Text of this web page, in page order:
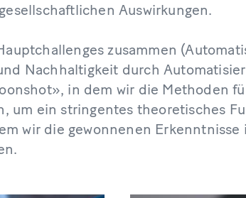
Auswirkungen.
zusammen
Nachhaltigkeit durch
in dem wir die Methoden
um ein stringentes theoretisches
wir die gewonnenen Erkenntnisse